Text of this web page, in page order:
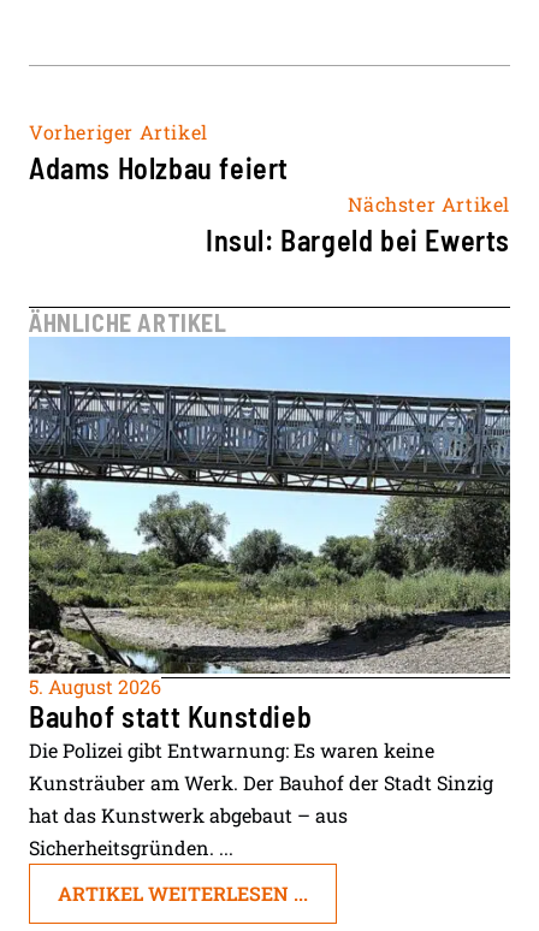
Vorheriger Artikel
Adams Holzbau feiert
Nächster Artikel
Insul: Bargeld bei Ewerts
ÄHNLICHE ARTIKEL
5. August 2026
Bauhof statt Kunstdieb
Die Polizei gibt Entwarnung: Es waren keine
Kunsträuber am Werk. Der Bauhof der Stadt Sinzig
hat das Kunstwerk abgebaut – aus
Sicherheitsgründen. ...
ARTIKEL WEITERLESEN ...